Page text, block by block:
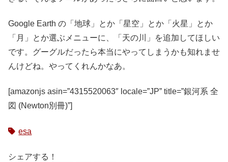
Google Earth の「地球」とか「星空」とか「火星」とか
「月」とか選ぶメニューに、「天の川」を追加してほしい
です。グーグルだったら本当にやってしまうかも知れませ
んけどね。やってくれんかなあ。
[amazonjs asin=”4315520063″ locale=”JP” title=”銀河系 全
図 (Newton別冊)”]
esa
シェアする！